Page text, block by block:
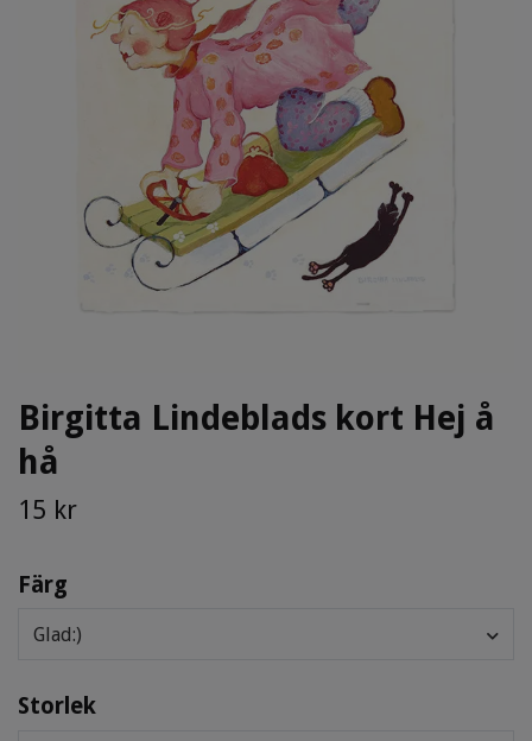
Birgitta Lindeblads kort Hej å
hå
15 kr
Färg
Glad:)
Storlek